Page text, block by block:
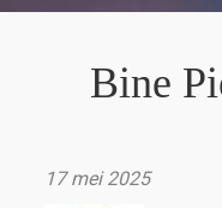
Bine
17 mei 2025